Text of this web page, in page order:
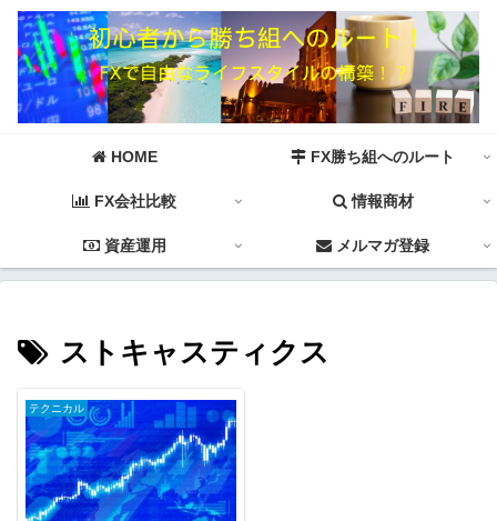
HOME FX勝ち組へのルート
FX会社比較 情報商材
資産運用 メルマガ登録
ストキャスティクス
テクニカル